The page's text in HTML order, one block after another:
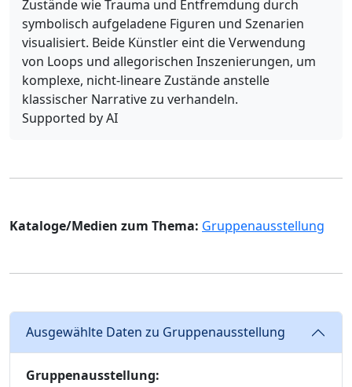
Zustände wie Trauma und Entfremdung durch
symbolisch aufgeladene Figuren und Szenarien
visualisiert. Beide Künstler eint die Verwendung
von Loops und allegorischen Inszenierungen, um
komplexe, nicht-lineare Zustände anstelle
klassischer Narrative zu verhandeln.
Supported by AI
Kataloge/Medien zum Thema: Gruppenausstellung
Ausgewählte Daten zu Gruppenausstellung
Gruppenausstellung: